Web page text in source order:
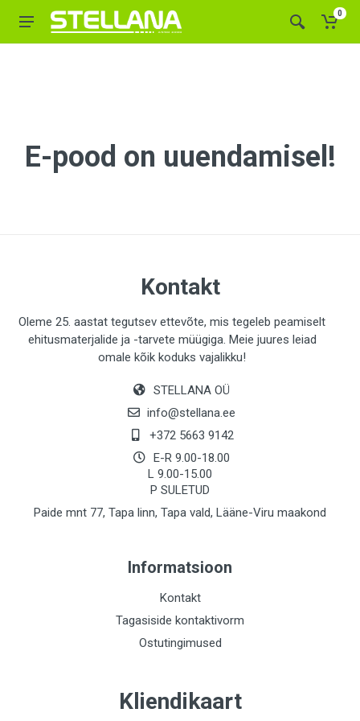
0
E-pood on uuendamisel!
Kontakt
Oleme 25. aastat tegutsev ettevõte, mis tegeleb peamiselt
ehitusmaterjalide ja -tarvete müügiga. Meie juures leiad
omale kõik koduks vajalikku!
STELLANA OÜ
info@stellana.ee
+372 5663 9142
E-R 9.00-18.00
L 9.00-15.00
P SULETUD
Paide mnt 77, Tapa linn, Tapa vald, Lääne-Viru maakond
Informatsioon
Kontakt
Tagasiside kontaktivorm
Ostutingimused
Kliendikaart